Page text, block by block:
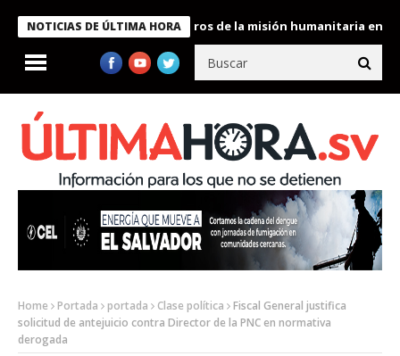
NOTICIAS DE ÚLTIMA HORA
condecora a miembros de la misión humanitaria enviada a
Home Portada portada Clase política
Fiscal General justifica
solicitud de antejuicio contra Director de la PNC en normativa
derogada